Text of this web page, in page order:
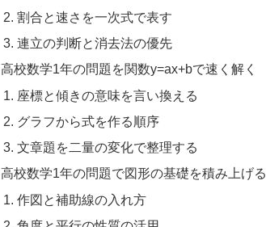
割合と速さを一次式で表す
連立の判断と消去法の優先
高校数学1年の問題を関数y=ax+bで速く解く
座標と傾きの意味を言い換える
グラフから式を作る順序
文章題を二量の変化で整理する
高校数学1年の問題で図形の基礎を積み上げる
作図と補助線の入れ方